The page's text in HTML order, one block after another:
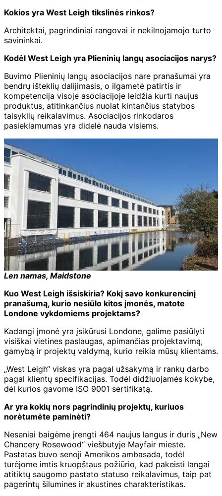
Kokios yra West Leigh tikslinės rinkos?
Architektai, pagrindiniai rangovai ir nekilnojamojo turto
savininkai.
Kodėl West Leigh yra Plieninių langų asociacijos narys?
Buvimo Plieninių langų asociacijos nare pranašumai yra
bendrų išteklių dalijimasis, o ilgametė patirtis ir
kompetencija visoje asociacijoje leidžia kurti naujus
produktus, atitinkančius nuolat kintančius statybos
taisyklių reikalavimus. Asociacijos rinkodaros
pasiekiamumas yra didelė nauda visiems.
Len namas, Maidstone
Kuo West Leigh išsiskiria? Kokį savo konkurencinį
pranašumą, kurio nesiūlo kitos įmonės, matote
Londone vykdomiems projektams?
Kadangi įmonė yra įsikūrusi Londone, galime pasiūlyti
visiškai vietines paslaugas, apimančias projektavimą,
gamybą ir projektų valdymą, kurio reikia mūsų klientams.
„West Leigh“ viskas yra pagal užsakymą ir rankų darbo
pagal klientų specifikacijas. Todėl didžiuojamės kokybe,
dėl kurios gavome ISO 9001 sertifikatą.
Ar yra kokių nors pagrindinių projektų, kuriuos
norėtumėte paminėti?
Neseniai baigėme įrengti 464 naujus langus ir duris „New
Chancery Rosewood“ viešbutyje Mayfair mieste.
Pastatas buvo senoji Amerikos ambasada, todėl
turėjome imtis kruopštaus požiūrio, kad pakeisti langai
atitiktų saugomo pastato statuso reikalavimus, taip pat
pagerintų šilumines ir akustines charakteristikas.